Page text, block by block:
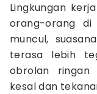
Lingkungan
orang-orang di
muncul,
terasa lebih
obrolan ringan
kesal dan